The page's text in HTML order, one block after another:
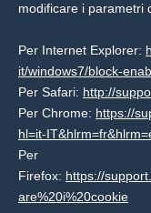
modificare i parametri
Per Internet Explorer:
it/windows7/block-
Per Safari: http://
Per Chrome: https://
hl=it-
Per
Firefox: https://
are%20i%20cookie